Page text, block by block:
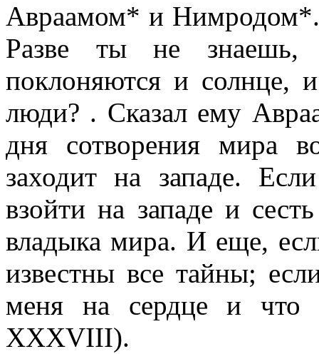
Авраамом* и
Разве ты не
поклоняются и солнце,
люди? . Сказал ему
дня сотворения мира
заходит на западе.
взойти на западе и
владыка мира. И еще,
известны все тайны;
меня на сердце и что
XXXVIII).